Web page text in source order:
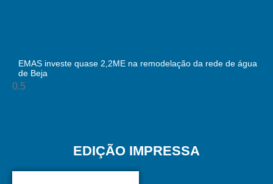
EMAS investe quase 2,2ME na remodelação da rede de água
de Beja
EDIÇÃO IMPRESSA